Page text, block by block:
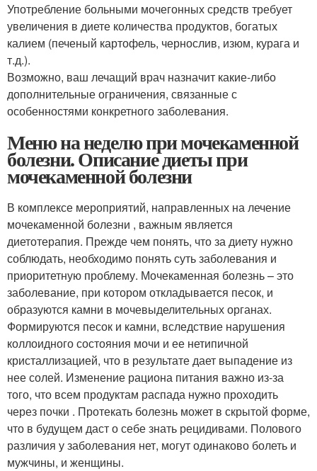
Употребление больными мочегонных средств требует
увеличения в диете количества продуктов, богатых
калием (печеный картофель, чернослив, изюм, курага и
т.д.).
Возможно, ваш лечащий врач назначит какие-либо
дополнительные ограничения, связанные с
особенностями конкретного заболевания.
Меню на неделю при мочекаменной
болезни. Описание диеты при
мочекаменной болезни
В комплексе мероприятий, направленных на лечение
мочекаменной болезни , важным является
диетотерапия. Прежде чем понять, что за диету нужно
соблюдать, необходимо понять суть заболевания и
приоритетную проблему. Мочекаменная болезнь – это
заболевание, при котором откладывается песок, и
образуются камни в мочевыделительных органах.
Формируются песок и камни, вследствие нарушения
коллоидного состояния мочи и ее нетипичной
кристаллизацией, что в результате дает выпадение из
нее солей. Изменение рациона питания важно из-за
того, что всем продуктам распада нужно проходить
через почки . Протекать болезнь может в скрытой форме,
что в будущем даст о себе знать рецидивами. Полового
различия у заболевания нет, могут одинаково болеть и
мужчины, и женщины.